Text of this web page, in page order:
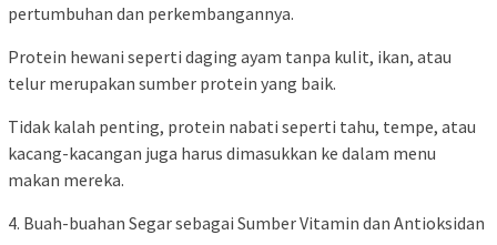
pertumbuhan dan perkembangannya.
Protein hewani seperti daging ayam tanpa kulit, ikan, atau
telur merupakan sumber protein yang baik.
Tidak kalah penting, protein nabati seperti tahu, tempe, atau
kacang-kacangan juga harus dimasukkan ke dalam menu
makan mereka.
4. Buah-buahan Segar sebagai Sumber Vitamin dan Antioksidan